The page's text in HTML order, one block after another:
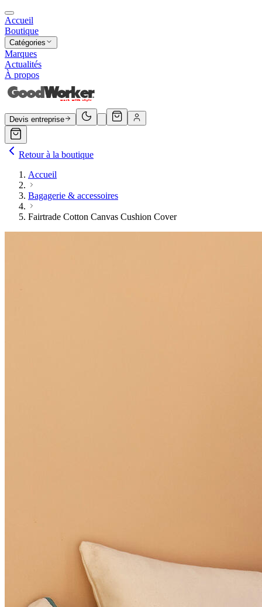
Accueil
Boutique
Catégories
Marques
Actualités
À propos
Devis entreprise
Retour à la boutique
Accueil
Bagagerie & accessoires
Fairtrade Cotton Canvas Cushion Cover